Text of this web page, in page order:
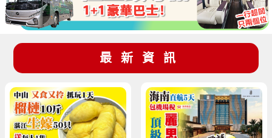
最新資訊